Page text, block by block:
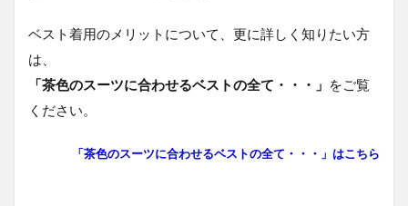
ベスト着用のメリットについて、更に詳しく知りたい方
は、
「茶色のスーツに合わせるベストの全て・・・」 をご覧
ください。
「茶色のスーツに合わせるベストの全て・・・」はこちら